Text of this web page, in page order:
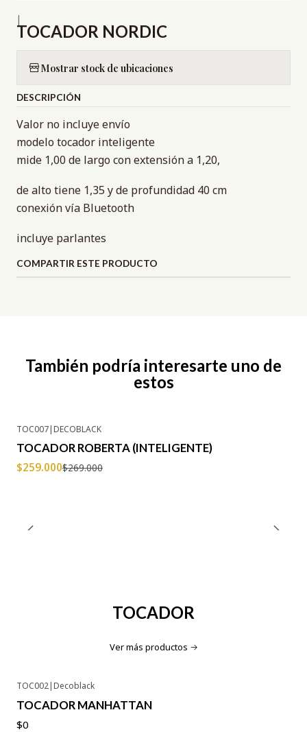
|
TOCADOR NORDIC
Mostrar stock de ubicaciones
DESCRIPCIÓN
Valor no incluye envío
modelo tocador inteligente
mide 1,00 de largo con extensión a 1,20,
de alto tiene 1,35 y de profundidad 40 cm
conexión vía Bluetooth
incluye parlantes
COMPARTIR ESTE PRODUCTO
También podría interesarte uno de
estos
TOC007|DECOBLACK
TOCADOR ROBERTA (INTELIGENTE)
$259.000$269.000
TOCADOR
Ver más productos
TOC002|Decoblack
TOCADOR MANHATTAN
$0